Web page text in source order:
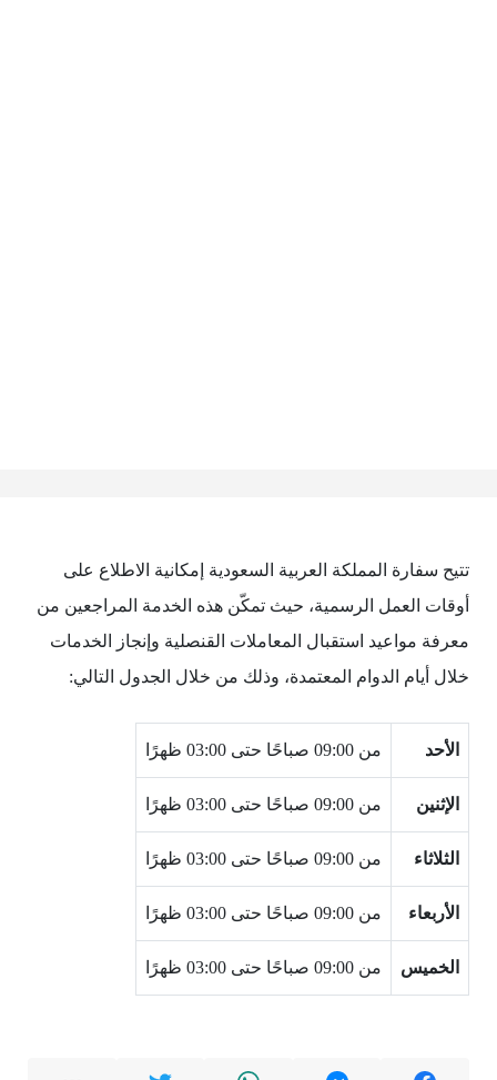
تتيح سفارة المملكة العربية السعودية إمكانية الاطلاع على
أوقات العمل الرسمية، حيث تمكّن هذه الخدمة المراجعين من
معرفة مواعيد استقبال المعاملات القنصلية وإنجاز الخدمات
خلال أيام الدوام المعتمدة، وذلك من خلال الجدول التالي:
الأحد من 09:00 صباحًا حتى 03:00 ظهرًا
الإثنين من 09:00 صباحًا حتى 03:00 ظهرًا
الثلاثاء من 09:00 صباحًا حتى 03:00 ظهرًا
الأربعاء من 09:00 صباحًا حتى 03:00 ظهرًا
الخميس من 09:00 صباحًا حتى 03:00 ظهرًا